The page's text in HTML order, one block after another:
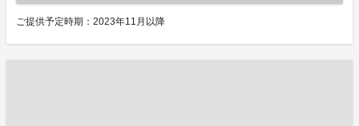
ご提供予定時期：2023年11月以降